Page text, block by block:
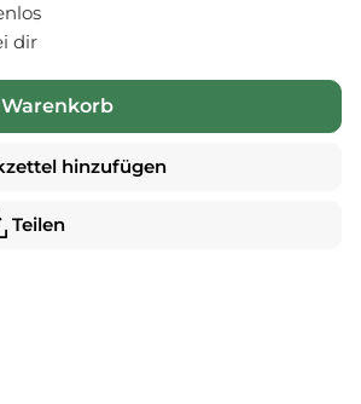
dir
hinzufügen
Teilen